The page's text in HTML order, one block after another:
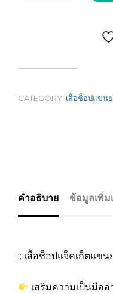
CATEGORY: เสื้อช็อปแขน
คำอธิบาย ข้อมูลเพิ่ม
:: เสื้อช็อปแจ็คเก็ตแข
เสริมความเป็นมือ